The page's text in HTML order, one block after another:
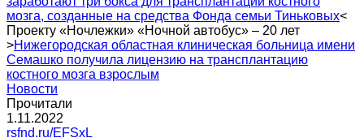
мозга, созданные на средства Фонда семьи Тиньковых<
Проекту «Ночлежки» «Ночной автобус» – 20 лет
>Нижегородская областная клиническая больница имени
Семашко получила лицензию на трансплантацию
костного мозга взрослым
Новости
Прочитали
1.11.2022
rsfnd.ru/EFSxL